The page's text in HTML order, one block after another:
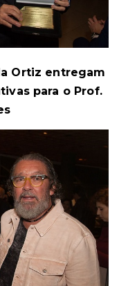
Ortiz entregam
para o Prof.